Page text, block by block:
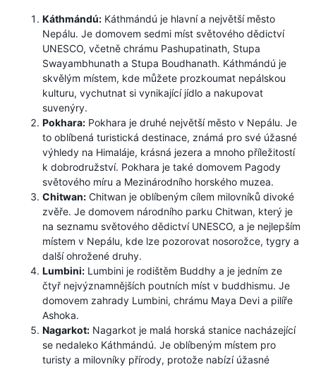
Káthmándú: Káthmándú je hlavní a největší město
Nepálu. Je domovem sedmi míst světového dědictví
UNESCO, včetně chrámu Pashupatinath, Stupa
Swayambhunath a Stupa Boudhanath. Káthmándú je
skvělým místem, kde můžete prozkoumat nepálskou
kulturu, vychutnat si vynikající jídlo a nakupovat
suvenýry.
Pokhara: Pokhara je druhé největší město v Nepálu. Je
to oblíbená turistická destinace, známá pro své úžasné
výhledy na Himaláje, krásná jezera a mnoho příležitostí
k dobrodružství. Pokhara je také domovem Pagody
světového míru a Mezinárodního horského muzea.
Chitwan: Chitwan je oblíbeným cílem milovníků divoké
zvěře. Je domovem národního parku Chitwan, který je
na seznamu světového dědictví UNESCO, a je nejlepším
místem v Nepálu, kde lze pozorovat nosorožce, tygry a
další ohrožené druhy.
Lumbini: Lumbini je rodištěm Buddhy a je jedním ze
čtyř nejvýznamnějších poutních míst v buddhismu. Je
domovem zahrady Lumbini, chrámu Maya Devi a pilíře
Ashoka.
Nagarkot: Nagarkot je malá horská stanice nacházející
se nedaleko Káthmándú. Je oblíbeným místem pro
turisty a milovníky přírody, protože nabízí úžasné